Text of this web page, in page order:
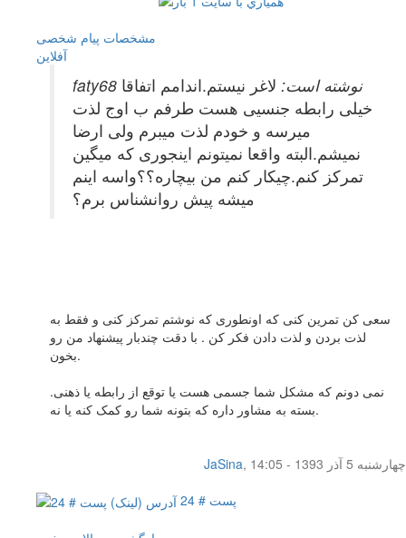
مشخصات پیام شخصی
آفلاين
faty68 نوشته است: لاغر نیستم.اندامم اتفاقا
خیلی رابطه جنسیی هست طرفم ب اوج لذت
میرسه و خودم لذت میبرم ولی ارضا
نمیشم.البته واقعا نمیتونم اینجوری که میگین
تمرکز کنم.چیکار کنم من بیچاره؟؟واسه اینم
میشه پیش روانشناس برم؟
سعی کن تمرين کنی که اونطوری که نوشتم تمرکز کنی و فقط به
لذت بردن و لذت دادن فکر کن . با دقت چندبار پيشنهاد من رو
بخون.
نمی دونم که مشکل شما جسمی هست يا توقع از رابطه يا ذهنی.
بسته به مشاور داره که بتونه شما رو کمک کنه يا نه.
JaSina,
چهار‌شنبه 5 آذر 1393 - 14:05
پست # 24